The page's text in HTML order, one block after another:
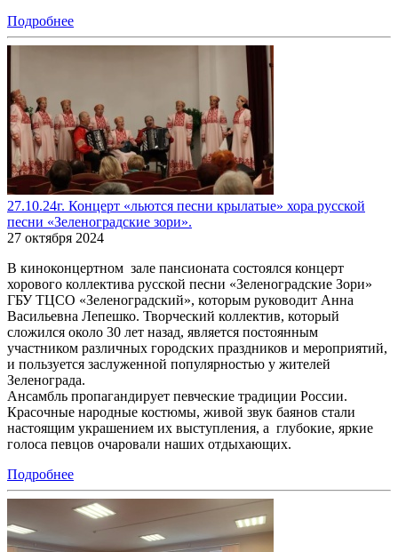
Подробнее
27.10.24г. Концерт «льются песни крылатые» хора русской
песни «Зеленоградские зори».
27 октября 2024
В киноконцертном зале пансионата состоялся концерт
хорового коллектива русской песни «Зеленоградские Зори»
ГБУ ТЦСО «Зеленоградский», которым руководит Анна
Васильевна Лепешко. Творческий коллектив, который
сложился около 30 лет назад, является постоянным
участником различных городских праздников и мероприятий,
и пользуется заслуженной популярностью у жителей
Зеленограда.
Ансамбль пропагандирует певческие традиции России.
Красочные народные костюмы, живой звук баянов стали
настоящим украшением их выступления, а глубокие, яркие
голоса певцов очаровали наших отдыхающих.
Подробнее